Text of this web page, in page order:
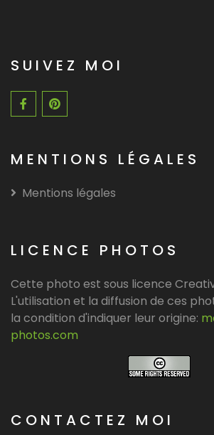
SUIVEZ MOI
MENTIONS LÉGALES
Mentions légales
LICENCE PHOTOS
Cette photo est sous licence
L'utilisation et la diffusion de ces
la condition d'indiquer leur origine:
photos.com
CONTACTEZ MOI